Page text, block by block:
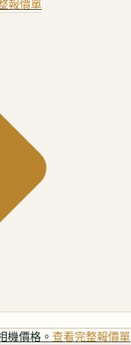
報價單
機價格。 查看完整報價單